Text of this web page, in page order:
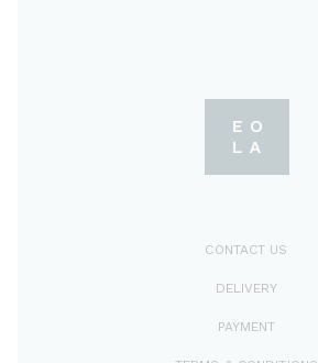
CONTACT US
DELIVERY
PAYMENT